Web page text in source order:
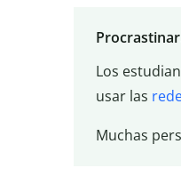
Los
usar las
Muchas